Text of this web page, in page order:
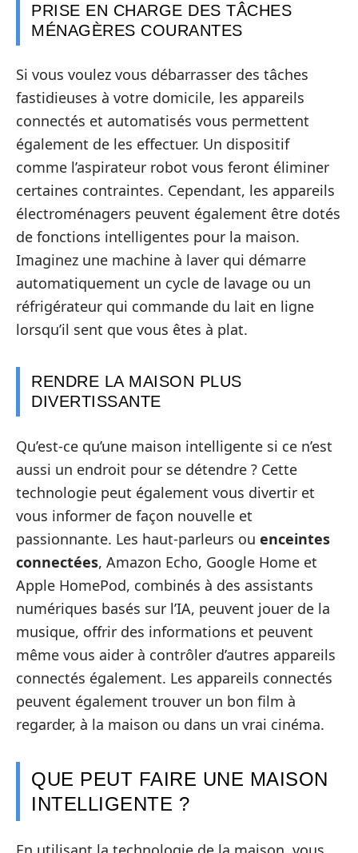
PRISE EN CHARGE DES TÂCHES
MÉNAGÈRES COURANTES
Si vous voulez vous débarrasser des tâches
fastidieuses à votre domicile, les appareils
connectés et automatisés vous permettent
également de les effectuer. Un dispositif
comme l’aspirateur robot vous feront éliminer
certaines contraintes. Cependant, les appareils
électroménagers peuvent également être dotés
de fonctions intelligentes pour la maison.
Imaginez une machine à laver qui démarre
automatiquement un cycle de lavage ou un
réfrigérateur qui commande du lait en ligne
lorsqu’il sent que vous êtes à plat.
RENDRE LA MAISON PLUS
DIVERTISSANTE
Qu’est-ce qu’une maison intelligente si ce n’est
aussi un endroit pour se détendre ? Cette
technologie peut également vous divertir et
vous informer de façon nouvelle et
passionnante. Les haut-parleurs ou enceintes
connectées, Amazon Echo, Google Home et
Apple HomePod, combinés à des assistants
numériques basés sur l’IA, peuvent jouer de la
musique, offrir des informations et peuvent
même vous aider à contrôler d’autres appareils
connectés également. Les appareils connectés
peuvent également trouver un bon film à
regarder, à la maison ou dans un vrai cinéma.
QUE PEUT FAIRE UNE MAISON
INTELLIGENTE ?